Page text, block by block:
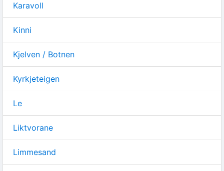
Karavoll
Kinni
Kjelven / Botnen
Kyrkjeteigen
Le
Liktvorane
Limmesand